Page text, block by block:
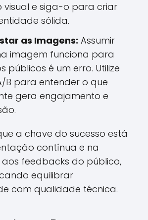
visual e siga-o para criar
sólida.
as Imagens: Assumir
imagem funciona para
públicos é um erro. Utilize
B para entender o que
gera engajamento e
a chave do sucesso está
contínua e na
feedbacks do público,
equilibrar
com qualidade técnica.